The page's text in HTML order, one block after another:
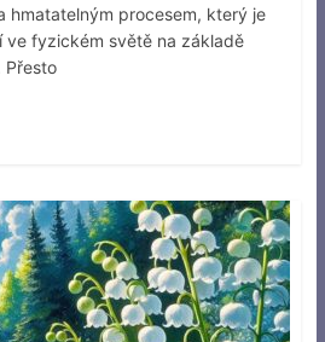
hmatatelným procesem, který je
ve fyzickém světě na základě
Přesto